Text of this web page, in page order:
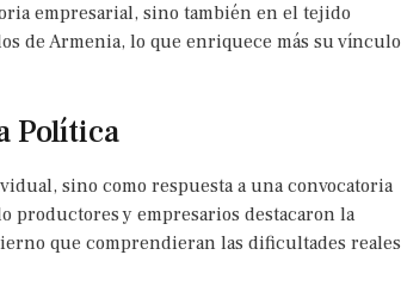
empresarial, sino también en el tejido
de Armenia, lo que enriquece más su vínculo
Política
sino como respuesta a una convocatoria
productores y empresarios destacaron la
que comprendieran las dificultades reales